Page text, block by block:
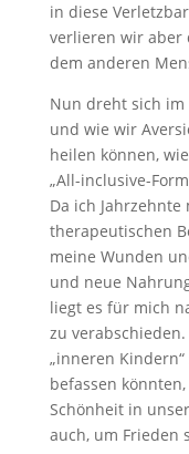
in diese
verlieren wir aber
dem anderen
Nun dreht sich im
und wie wir
heilen können,
„All-inclusive-
Da ich
therapeutischen
meine Wunden
und neue
liegt es für mich
zu
„inneren
befassen
Schönheit in
auch, um Frieden